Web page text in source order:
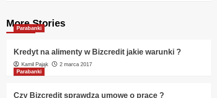
More Stories
Parabanki
Kredyt na alimenty w Bizcredit jakie warunki ?
Kamil Pająk
2 marca 2017
Parabanki
Czy Bizcredit sprawdza umowę o prace ?